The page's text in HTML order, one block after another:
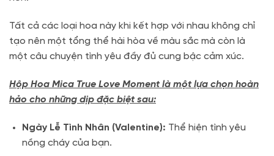
Tất cả các loại hoa này khi kết hợp với nhau không chỉ
tạo nên một tổng thể hài hòa về màu sắc mà còn là
một câu chuyện tình yêu đầy đủ cung bậc cảm xúc.
Hộp Hoa Mica True Love Moment là một lựa chọn hoàn
hảo cho những dịp đặc biệt sau:
Ngày Lễ Tình Nhân (Valentine): Thể hiện tình yêu
nồng cháy của bạn.